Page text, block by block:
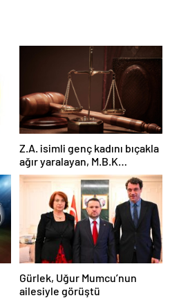
Z.A. isimli genç kadını bıçakla
ağır yaralayan, M.B.K
mahkemeye çıkarıldı
Gürlek, Uğur Mumcu’nun
ailesiyle görüştü